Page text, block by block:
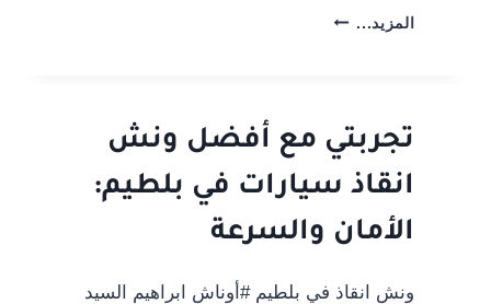
المزيد... ونش
#أوناش
ابراهيم
السيد
تجربتي مع أفضل ونش
انقاذ سيارات في بلطيم:
الأمان والسرعة
ونش انقاذ في بلطيم #أوناش ابراهيم السيد